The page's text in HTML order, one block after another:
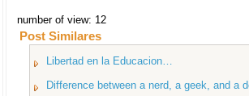
number of view: 12
Post Similares
Libertad en la Educacion…
Difference between a nerd, a geek, and a